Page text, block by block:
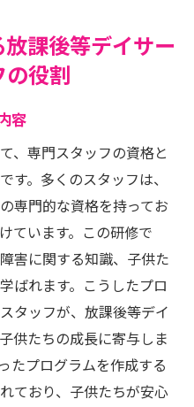
課後等デイサー
役割
容
、専門スタッフの資格と
す。多くのスタッフは、
専門的な資格を持ってお
ています。この研修で
害に関する知識、子供た
ばれます。こうしたプロ
タッフが、放課後等デイ
供たちの成長に寄与しま
たプログラムを作成する
ており、子供たちが安心